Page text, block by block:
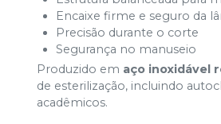
Encaixe firme e seguro da
Precisão durante o corte
Segurança no manuseio
Produzido em aço inoxidável
de esterilização, incluindo
acadêmicos.